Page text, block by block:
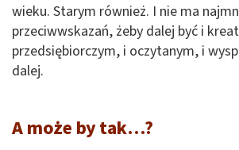
wieku. Starym również. I nie ma
przeciwwskazań, żeby dalej być i
przedsiębiorczym, i oczytanym, i
dalej.
A może by tak…?